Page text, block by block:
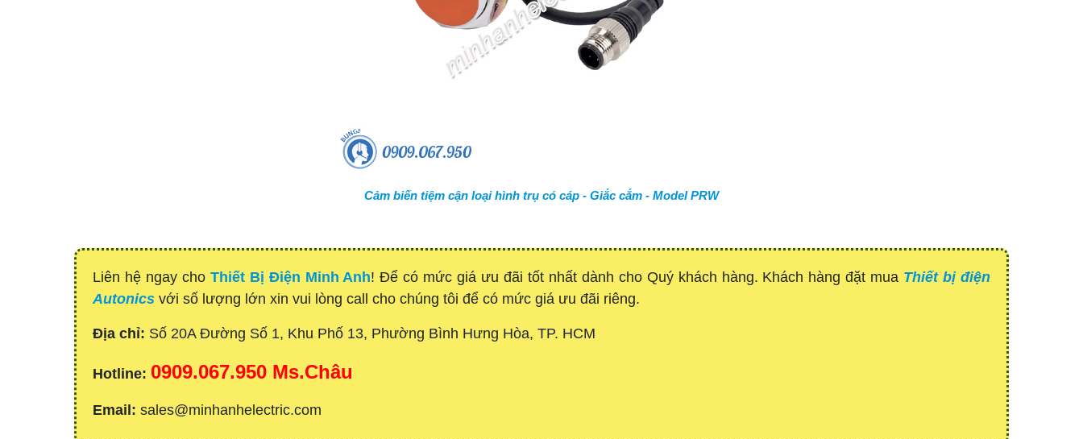
Cảm biến tiệm cận loại hình trụ có cáp - Giắc cắm - Model PRW
Liên hệ ngay cho Thiết Bị Điện Minh Anh! Để có mức giá ưu đãi tốt nhất dành cho Quý khách hàng. Khách hàng đặt mua Thiết bị điện
Autonics với số lượng lớn xin vui lòng call cho chúng tôi để có mức giá ưu đãi riêng.
Địa chỉ: Số 20A Đường Số 1, Khu Phố 13, Phường Bình Hưng Hòa, TP. HCM
Hotline: 0909.067.950 Ms.Châu
Email: sales@minhanhelectric.com